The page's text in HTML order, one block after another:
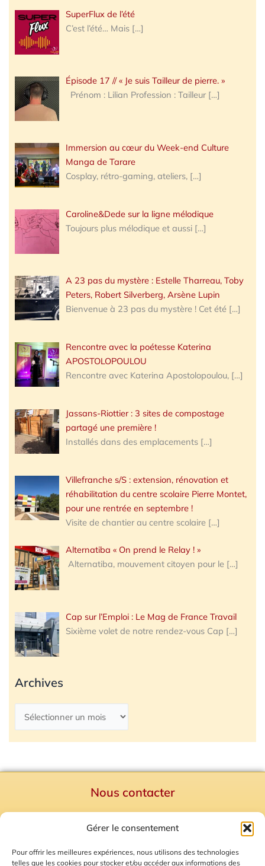
Gérer le consentement
Pour offrir les meilleures expériences, nous utilisons des technologies
telles que les cookies pour stocker et/ou accéder aux informations des
SuperFlux de l’été
C’est l’été… Mais […]
Épisode 17 // « Je suis Tailleur de pierre. »
Prénom : Lilian Profession : Tailleur […]
Immersion au cœur du Week-end Culture
Manga de Tarare
Cosplay, rétro-gaming, ateliers, […]
Caroline&Dede sur la ligne mélodique
Toujours plus mélodique et aussi […]
A 23 pas du mystère : Estelle Tharreau, Toby
Peters, Robert Silverberg, Arsène Lupin
Bienvenue à 23 pas du mystère ! Cet été […]
Rencontre avec la poétesse Katerina
APOSTOLOPOULOU
Rencontre avec Katerina Apostolopoulou, […]
Jassans-Riottier : 3 sites de compostage
partagé une première !
Installés dans des emplacements […]
Villefranche s/S : extension, rénovation et
réhabilitation du centre scolaire Pierre Montet,
pour une rentrée en septembre !
Visite de chantier au centre scolaire […]
Alternatiba « On prend le Relay ! »
Alternatiba, mouvement citoyen pour le […]
Cap sur l’Emploi : Le Mag de France Travail
Sixième volet de notre rendez-vous Cap […]
Archives
Nous contacter
Mentions Légales
Plan du site